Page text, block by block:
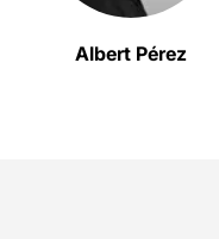
Albert Pérez